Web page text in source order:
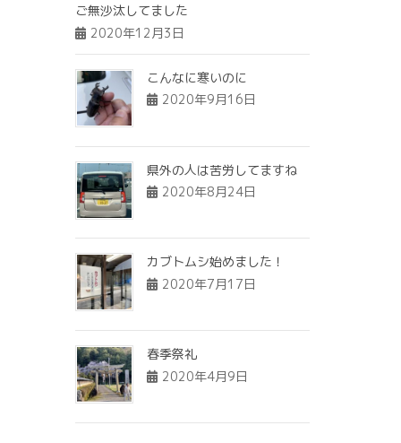
ご無沙汰してました
2020年12月3日
こんなに寒いのに
2020年9月16日
県外の人は苦労してますね
2020年8月24日
カブトムシ始めました！
2020年7月17日
春季祭礼
2020年4月9日